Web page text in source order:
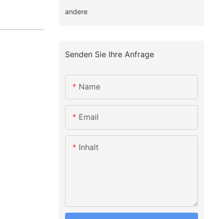
andere
Senden Sie Ihre Anfrage
Name
Email
Inhalt